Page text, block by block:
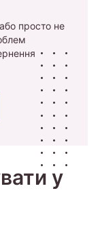
просто не
у